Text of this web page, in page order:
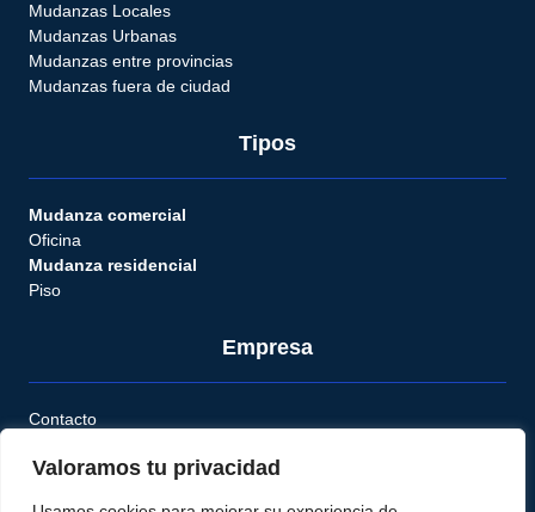
Valoramos tu privacidad
Mudanzas Locales
Mudanzas Urbanas
Mudanzas entre provincias
Mudanzas fuera de ciudad
Tipos
Mudanza comercial
Oficina
Mudanza residencial
Piso
Empresa
Contacto
Convenios